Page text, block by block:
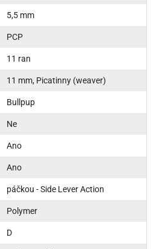
5,5 mm
PCP
11 ran
11 mm, Picatinny (weaver)
Bullpup
Ne
Ano
Ano
páčkou - Side Lever Action
Polymer
D